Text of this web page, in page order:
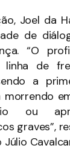
Joel da
de
“O
linha de
a
morrendo
ou
graves”,